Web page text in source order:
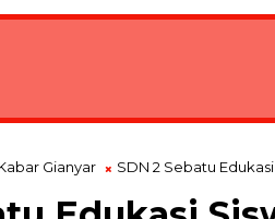
Gianyar SDN 2 Sebatu